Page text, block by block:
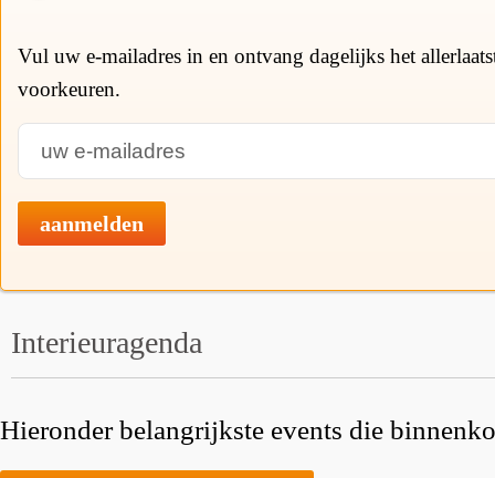
Vul uw e-mailadres in en ontvang dagelijks het
voorkeuren.
aanmelden
Interieuragenda
Hieronder belangrijkste events die